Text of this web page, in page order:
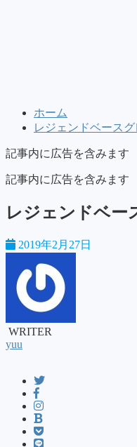
ホーム
レジェンドベース
記事内に広告を含みます
記事内に広告を含みます
レジェンドベー
2019年2月27日
WRITER
yuu